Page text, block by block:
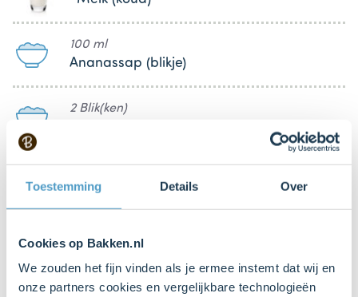
Toestemming Details Over
Cookies op Bakken.nl
We zouden het fijn vinden als je ermee instemt dat wij en
onze partners cookies en vergelijkbare technologieën
100 ml
Ananassap (blikje)
2 Blik(ken)
Ananasjam
Keukenspullen